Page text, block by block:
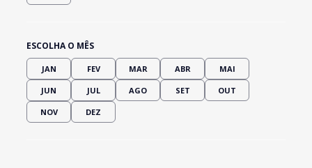
ESCOLHA O MÊS
JAN FEV MAR ABR MAI
JUN JUL AGO SET OUT
NOV DEZ